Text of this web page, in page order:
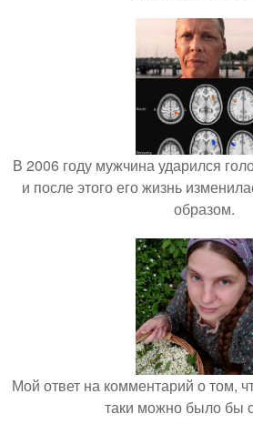
В 2006 году мужчина ударился
и после этого его жизнь
образом.
Мой ответ на комментарий о том,
таки можно было бы